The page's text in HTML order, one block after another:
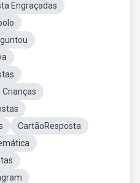
Engraçadas
Crianças
CartãoResposta